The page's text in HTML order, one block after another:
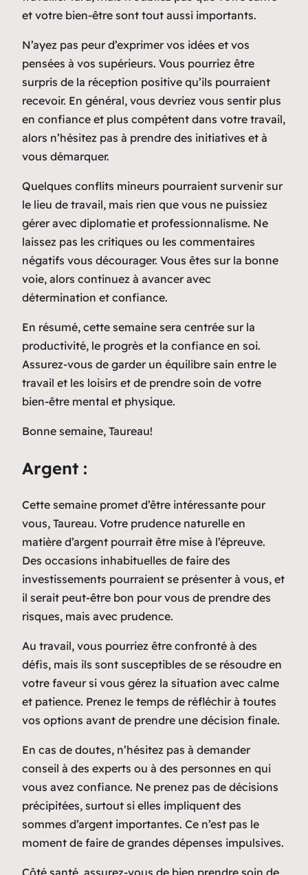
et votre bien-être sont tout aussi importants.
N’ayez pas peur d’exprimer vos idées et vos
pensées à vos supérieurs. Vous pourriez être
surpris de la réception positive qu’ils pourraient
recevoir. En général, vous devriez vous sentir plus
en confiance et plus compétent dans votre travail,
alors n’hésitez pas à prendre des initiatives et à
vous démarquer.
Quelques conflits mineurs pourraient survenir sur
le lieu de travail, mais rien que vous ne puissiez
gérer avec diplomatie et professionnalisme. Ne
laissez pas les critiques ou les commentaires
négatifs vous décourager. Vous êtes sur la bonne
voie, alors continuez à avancer avec
détermination et confiance.
En résumé, cette semaine sera centrée sur la
productivité, le progrès et la confiance en soi.
Assurez-vous de garder un équilibre sain entre le
travail et les loisirs et de prendre soin de votre
bien-être mental et physique.
Bonne semaine, Taureau!
Argent :
Cette semaine promet d’être intéressante pour
vous, Taureau. Votre prudence naturelle en
matière d’argent pourrait être mise à l’épreuve.
Des occasions inhabituelles de faire des
investissements pourraient se présenter à vous, et
il serait peut-être bon pour vous de prendre des
risques, mais avec prudence.
Au travail, vous pourriez être confronté à des
défis, mais ils sont susceptibles de se résoudre en
votre faveur si vous gérez la situation avec calme
et patience. Prenez le temps de réfléchir à toutes
vos options avant de prendre une décision finale.
En cas de doutes, n’hésitez pas à demander
conseil à des experts ou à des personnes en qui
vous avez confiance. Ne prenez pas de décisions
précipitées, surtout si elles impliquent des
sommes d’argent importantes. Ce n’est pas le
moment de faire de grandes dépenses impulsives.
Côté santé, assurez-vous de bien prendre soin de